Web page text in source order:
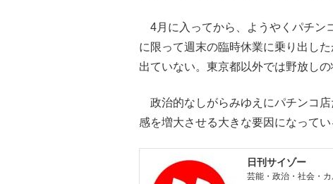
4月に入ってから、ようやくパチン
に限って週末の臨時休業に乗り出し
出ていない。東京都以外では野放しの
政治的なしがらみゆえにパチンコ
感を増大させる大きな要因になって
日刊サイゾー
芸能・政治・社会・